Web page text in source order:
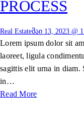
PROCESS
Real Estateმაი 13, 2023 @
Lorem ipsum dolor sit
laoreet, ligula
sagittis elit urna in diam.
in…
Read More